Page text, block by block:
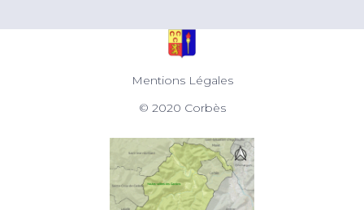
Mentions Légales
© 2020 Corbès